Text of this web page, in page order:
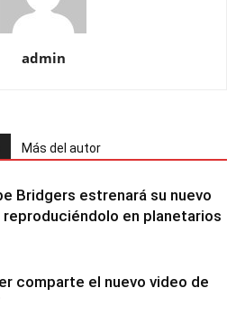
admin
Más del autor
Bridgers estrenará su nuevo
reproduciéndolo en planetarios
comparte el nuevo video de